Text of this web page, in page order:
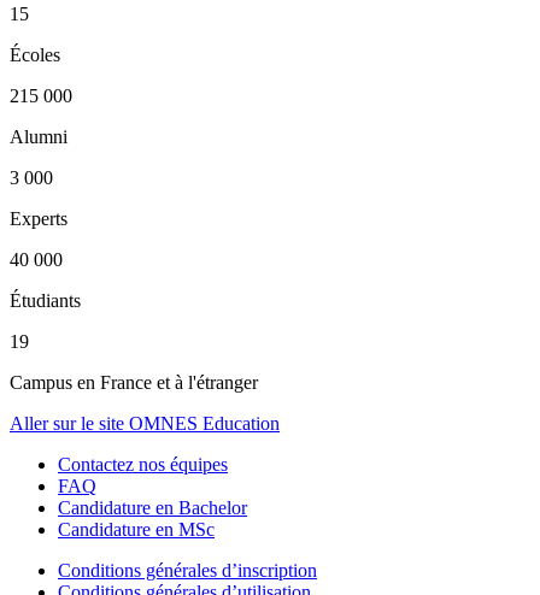
15
Écoles
215 000
Alumni
3 000
Experts
40 000
Étudiants
19
Campus en France et à l'étranger
Aller sur le site OMNES Education
Contactez nos équipes
FAQ
Candidature en Bachelor
Candidature en MSc
Conditions générales d’inscription